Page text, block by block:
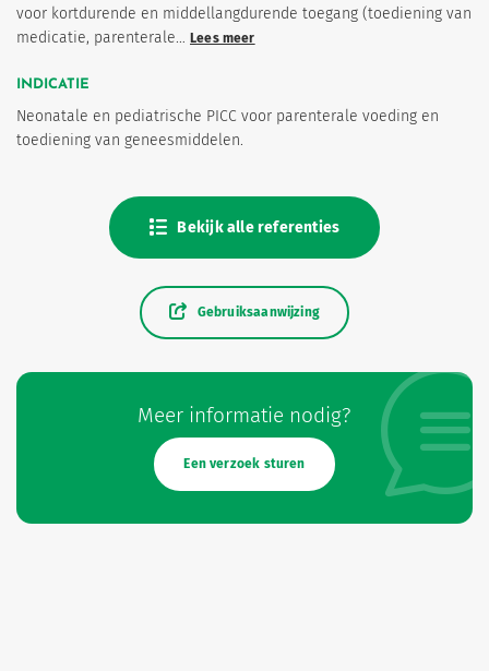
voor kortdurende en middellangdurende toegang (toediening van
medicatie, parenterale… Lees meer
INDICATIE
Neonatale en pediatrische PICC voor parenterale voeding en
toediening van geneesmiddelen.
Bekijk alle referenties
Meer informatie nodig?
Een verzoek sturen
Gebruiksaanwijzing